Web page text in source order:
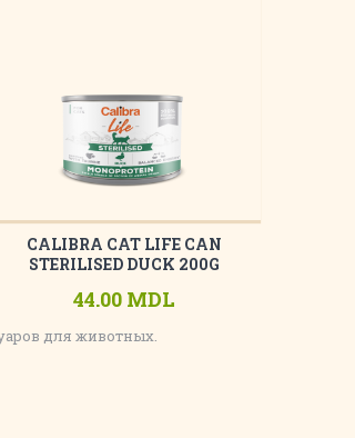
CALIBRA CAT LIFE CAN
STERILISED DUCK 200G
44.00 MDL
для животных.